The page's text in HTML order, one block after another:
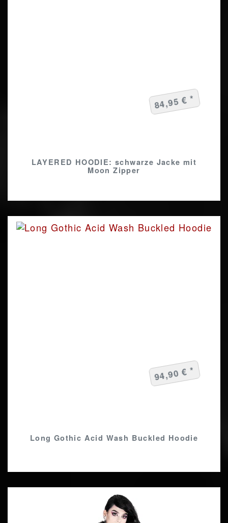
LAYERED HOODIE: schwarze Jacke mit
Moon Zipper
84,95 € *
Long Gothic Acid Wash Buckled Hoodie
94,90 € *